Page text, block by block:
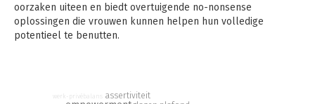
oorzaken uiteen en biedt overtuigende no-nonsense
oplossingen die vrouwen kunnen helpen hun volledige
potentieel te benutten.
heen te prikken. Ze deelt haar successen en haar
assertiviteit
werk-privébalans